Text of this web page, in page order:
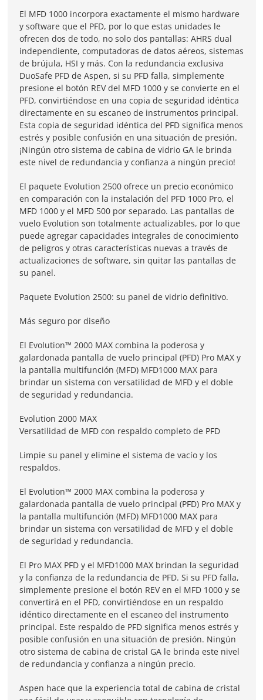
El MFD 1000 incorpora exactamente el mismo hardware
y software que el PFD, por lo que estas unidades le
ofrecen dos de todo, no solo dos pantallas: AHRS dual
independiente, computadoras de datos aéreos, sistemas
de brújula, HSI y más. Con la redundancia exclusiva
DuoSafe PFD de Aspen, si su PFD falla, simplemente
presione el botón REV del MFD 1000 y se convierte en el
PFD, convirtiéndose en una copia de seguridad idéntica
directamente en su escaneo de instrumentos principal.
Esta copia de seguridad idéntica del PFD significa menos
estrés y posible confusión en una situación de presión.
¡Ningún otro sistema de cabina de vidrio GA le brinda
este nivel de redundancia y confianza a ningún precio!
El paquete Evolution 2500 ofrece un precio económico
en comparación con la instalación del PFD 1000 Pro, el
MFD 1000 y el MFD 500 por separado. Las pantallas de
vuelo Evolution son totalmente actualizables, por lo que
puede agregar capacidades integrales de conocimiento
de peligros y otras características nuevas a través de
actualizaciones de software, sin quitar las pantallas de
su panel.
Paquete Evolution 2500: su panel de vidrio definitivo.
Más seguro por diseño
El Evolution™ 2000 MAX combina la poderosa y
galardonada pantalla de vuelo principal (PFD) Pro MAX y
la pantalla multifunción (MFD) MFD1000 MAX para
brindar un sistema con versatilidad de MFD y el doble
de seguridad y redundancia.
Evolution 2000 MAX
Versatilidad de MFD con respaldo completo de PFD
Limpie su panel y elimine el sistema de vacío y los
respaldos.
El Evolution™ 2000 MAX combina la poderosa y
galardonada pantalla de vuelo principal (PFD) Pro MAX y
la pantalla multifunción (MFD) MFD1000 MAX para
brindar un sistema con versatilidad de MFD y el doble
de seguridad y redundancia.
El Pro MAX PFD y el MFD1000 MAX brindan la seguridad
y la confianza de la redundancia de PFD. Si su PFD falla,
simplemente presione el botón REV en el MFD 1000 y se
convertirá en el PFD, convirtiéndose en un respaldo
idéntico directamente en el escaneo del instrumento
principal. Este respaldo de PFD significa menos estrés y
posible confusión en una situación de presión. Ningún
otro sistema de cabina de cristal GA le brinda este nivel
de redundancia y confianza a ningún precio.
Aspen hace que la experiencia total de cabina de cristal